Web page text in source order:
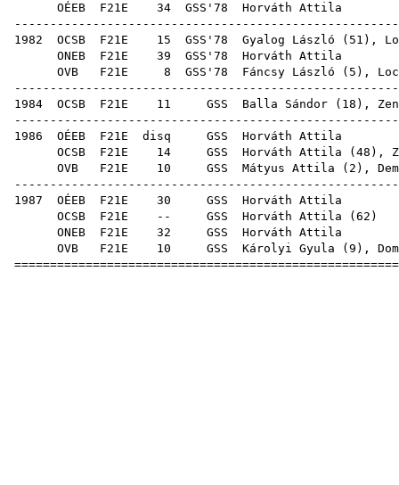
OÉEB F21E 34 GSS'78
1982 OCSB F21E 15 GSS'78 Gyalog László ( 51 ),
ONEB F21E 39 GSS'78
OVB F21E 8 GSS'78 Fáncsy László ( 5 ),
1984 OCSB F21E 11 GSS Balla Sándor ( 18 ),
1986 OÉEB F21E disq GSS
OCSB F21E 14 GSS Horváth Attila ( 48 ),
OVB F21E 10 GSS Mátyus Attila ( 2 ),
1987 OÉEB F21E 30 GSS
OCSB F21E -- GSS Horváth Attila ( 62
ONEB F21E 32 GSS
OVB F21E 10 GSS Károlyi Gyula ( 9 ),